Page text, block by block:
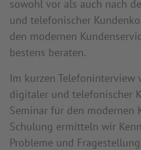
sowohl vor als auch nach
und telefonischer
den modernen
bestens beraten.
Im kurzen Telefoninterview
digitaler und telefonischer
Seminar für den modernen
Schulung ermitteln wir
Probleme und